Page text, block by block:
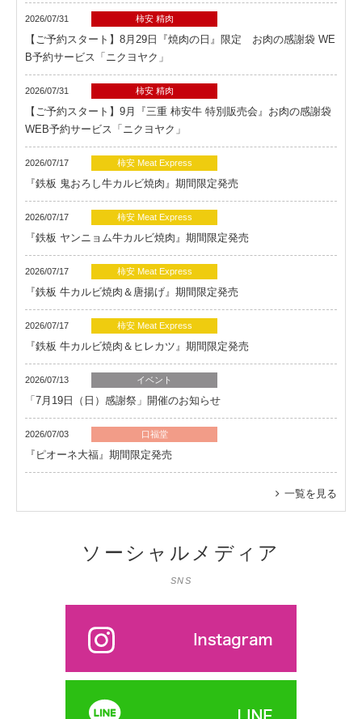
2026/07/31 柿安 精肉
【ご予約スタート】8月29日『焼肉の日』限定 お肉の感謝袋 WE
B予約サービス「ニクヨヤク」
2026/07/31 柿安 精肉
【ご予約スタート】9月『三重 柿安牛 特別販売会』お肉の感謝袋
WEB予約サービス「ニクヨヤク」
2026/07/17 柿安 Meat Express
『鉄板 鬼おろし牛カルビ焼肉』期間限定発売
2026/07/17 柿安 Meat Express
『鉄板 ヤンニョム牛カルビ焼肉』期間限定発売
2026/07/17 柿安 Meat Express
『鉄板 牛カルビ焼肉＆唐揚げ』期間限定発売
2026/07/17 柿安 Meat Express
『鉄板 牛カルビ焼肉＆ヒレカツ』期間限定発売
2026/07/13 イベント
「7月19日（日）感謝祭」開催のお知らせ
2026/07/03 口福堂
『ピオーネ大福』期間限定発売
一覧を見る
“うるるん”と透明感あるフルーツのタレが涼しげで夏のおやつにぴ
アニメ「鬼滅の刃」炎柱・煉獄杏寿郎デザインを含めた新掛け紙
ター付き『黒毛和牛 無限 牛鍋弁当』特典付きWEB予約は7/1
（水）スタート、受取・販売は全国の柿安ダイニングにて
ソーシャルメディア
SNS